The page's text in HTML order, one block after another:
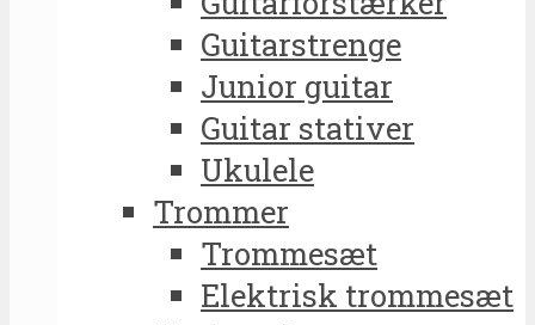
Guitarstrenge
Junior guitar
Guitar stativer
Ukulele
Trommer
Trommesæt
Elektrisk trommesæt